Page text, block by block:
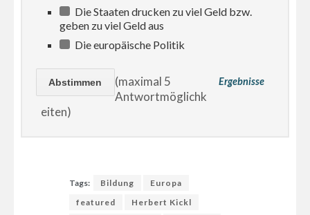
Die Staaten drucken zu viel Geld bzw.
geben zu viel Geld aus
Die europäische Politik
Ergebnisse
(maximal 5
Antwortmöglichk
eiten)
Tags: Bildung
Europa
featured
Herbert Kickl